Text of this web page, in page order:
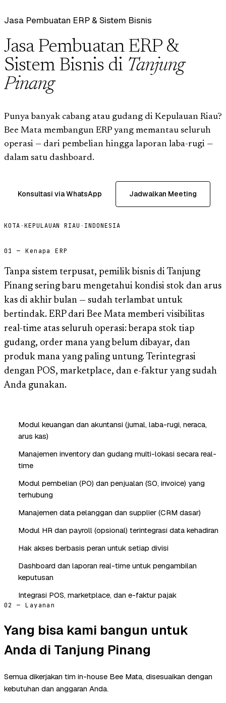
Jasa Pembuatan ERP & Sistem Bisnis
Jasa Pembuatan ERP &
Sistem Bisnis di Tanjung
Pinang
Punya banyak cabang atau gudang di Kepulauan Riau?
Bee Mata membangun ERP yang memantau seluruh
operasi — dari pembelian hingga laporan laba-rugi —
dalam satu dashboard.
Konsultasi via WhatsApp Jadwalkan Meeting
KOTA ·KEPULAUAN RIAU · INDONESIA
01 — Kenapa ERP
Tanpa sistem terpusat, pemilik bisnis di Tanjung
Pinang sering baru mengetahui kondisi stok dan arus
kas di akhir bulan — sudah terlambat untuk
bertindak. ERP dari Bee Mata memberi visibilitas
real-time atas seluruh operasi: berapa stok tiap
gudang, order mana yang belum dibayar, dan
produk mana yang paling untung. Terintegrasi
dengan POS, marketplace, dan e-faktur yang sudah
Anda gunakan.
Modul keuangan dan akuntansi (jurnal, laba-rugi, neraca,
arus kas)
Manajemen inventory dan gudang multi-lokasi secara real-
time
Modul pembelian (PO) dan penjualan (SO, invoice) yang
terhubung
Manajemen data pelanggan dan supplier (CRM dasar)
Modul HR dan payroll (opsional) terintegrasi data kehadiran
Hak akses berbasis peran untuk setiap divisi
Dashboard dan laporan real-time untuk pengambilan
keputusan
Integrasi POS, marketplace, dan e-faktur pajak
02 — Layanan
Yang bisa kami bangun untuk
Anda di Tanjung Pinang
Semua dikerjakan tim in-house Bee Mata, disesuaikan dengan
kebutuhan dan anggaran Anda.